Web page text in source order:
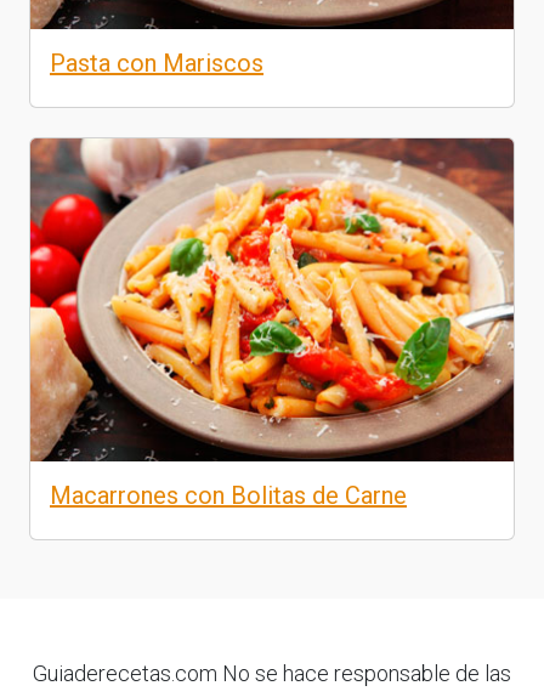
Pasta con Mariscos
Macarrones con Bolitas de Carne
Guiaderecetas.com No se hace responsable de las